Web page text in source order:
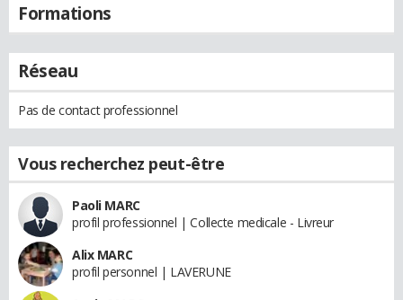
Formations
Réseau
Pas de contact professionnel
Vous recherchez peut-être
Paoli MARC
profil professionnel | Collecte medicale - Livreur
Alix MARC
profil personnel | LAVERUNE